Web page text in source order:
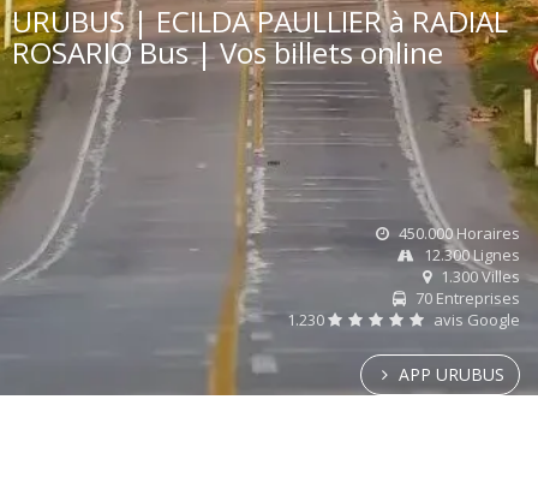
URUBUS | ECILDA PAULLIER à RADIAL
ROSARIO Bus | Vos billets online
450.000 Horaires
12.300 Lignes
1.300 Villes
70 Entreprises
1.230
avis Google
APP URUBUS